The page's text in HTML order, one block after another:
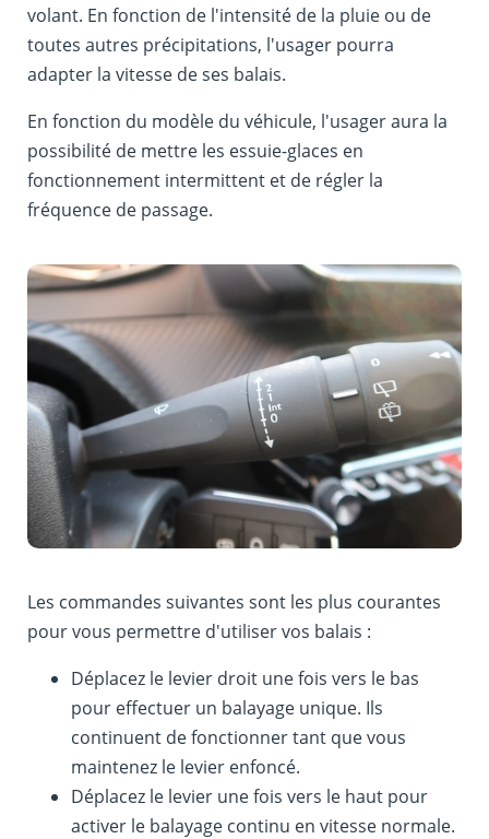
volant. En fonction de l'intensité de la pluie ou de
toutes autres précipitations, l'usager pourra
adapter la vitesse de ses balais.
En fonction du modèle du véhicule, l'usager aura la
possibilité de mettre les essuie-glaces en
fonctionnement intermittent et de régler la
fréquence de passage.
Les commandes suivantes sont les plus courantes
pour vous permettre d'utiliser vos balais :
Déplacez le levier droit une fois vers le bas
pour effectuer un balayage unique. Ils
continuent de fonctionner tant que vous
maintenez le levier enfoncé.
Déplacez le levier une fois vers le haut pour
activer le balayage continu en vitesse normale.